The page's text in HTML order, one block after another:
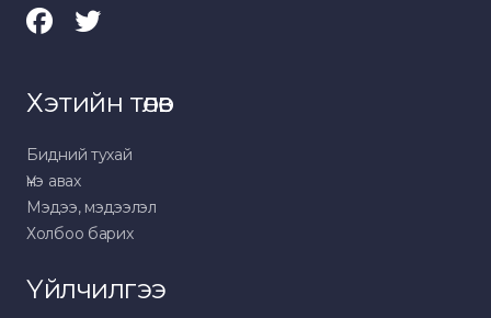
Хэтийн төлөв
Бидний тухай
Үнэ авах
Мэдээ, мэдээлэл
Холбоо барих
Үйлчилгээ